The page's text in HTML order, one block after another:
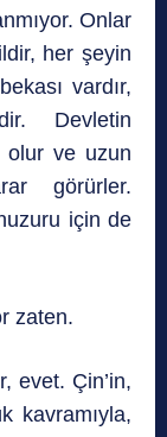
Onlar
her şeyin
vardır,
Devletin
olur ve uzun
görürler.
için de
zaten.
evet. Çin’in,
kavramıyla,